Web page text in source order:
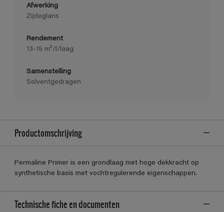
Afwerking
Zijdeglans
Rendement
13-15 m²/l/laag
Samenstelling
Solventgedragen
Productomschrijving
Permaline Primer is een grondlaag met hoge dekkracht op
synthetische basis met vochtregulerende eigenschappen.
Technische fiche en documenten